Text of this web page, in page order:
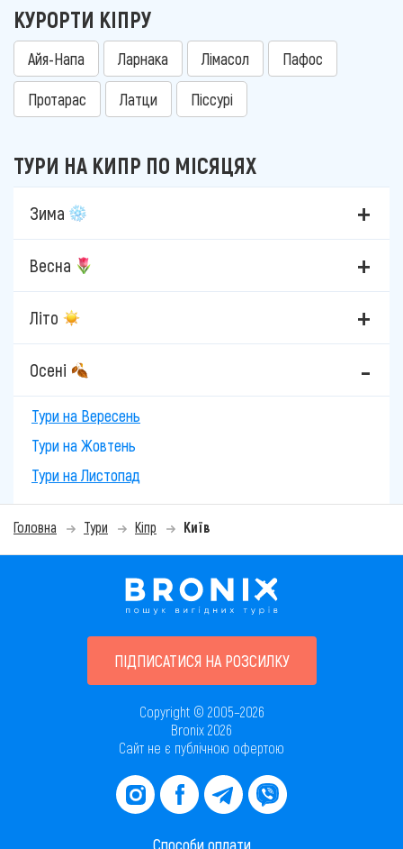
КУРОРТИ КІПРУ
Айя-Напа Ларнака Лімасол Пафос
Протарас Латци Піссурі
ТУРИ НА КИПР ПО МІСЯЦЯХ
Зима
Весна
Літо
Осені
Тури на Вересень
Тури на Жовтень
Тури на Листопад
Головна Тури Кіпр Київ
ПІДПИСАТИСЯ НА РОЗСИЛКУ
Copyright © 2005–2026
Bronix 2026
Сайт не є публічною офертою
Способи оплати